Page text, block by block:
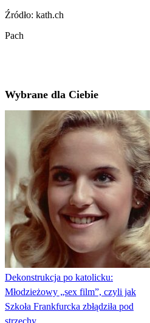
Źródło: kath.ch
Pach
Wybrane dla Ciebie
Dekonstrukcja po katolicku:
Młodzieżowy „sex film”, czyli jak
Szkoła Frankfurcka zbłądziła pod